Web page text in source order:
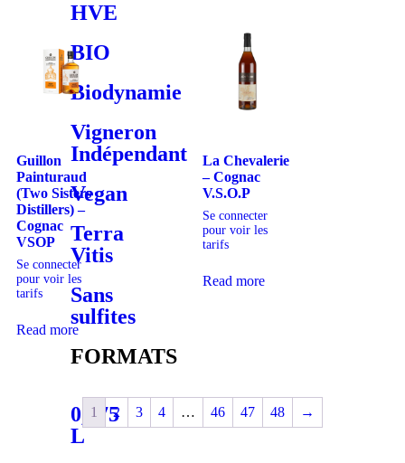
HVE
BIO
Biodynamie
Vigneron
Indépendant
Vegan
Terra
Vitis
Sans
sulfites
FORMATS
0,375
L
Guillon
Painturaud
(Two Sisters
Distillers) –
Cognac
VSOP
Se connecter
pour voir les
tarifs
Read more
La Chevalerie
– Cognac
V.S.O.P
Se connecter
pour voir les
tarifs
Read more
1 2 3 4 … 46 47 48 →